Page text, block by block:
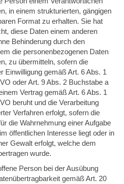
in einem strukturierten, gängigen
Format zu erhalten. Sie hat
diese Daten einem anderen
Behinderung durch den
die personenbezogenen Daten
zu übermitteln, sofern die
Einwilligung gemäß Art. 6 Abs. 1
oder Art. 9 Abs. 2 Buchstabe a
Vertrag gemäß Art. 6 Abs. 1
beruht und die Verarbeitung
Verfahren erfolgt, sofern die
die Wahrnehmung einer Aufgabe
öffentlichen Interesse liegt oder in
Gewalt erfolgt, welche dem
wurde.
Person bei der Ausübung
gemäß Art. 20